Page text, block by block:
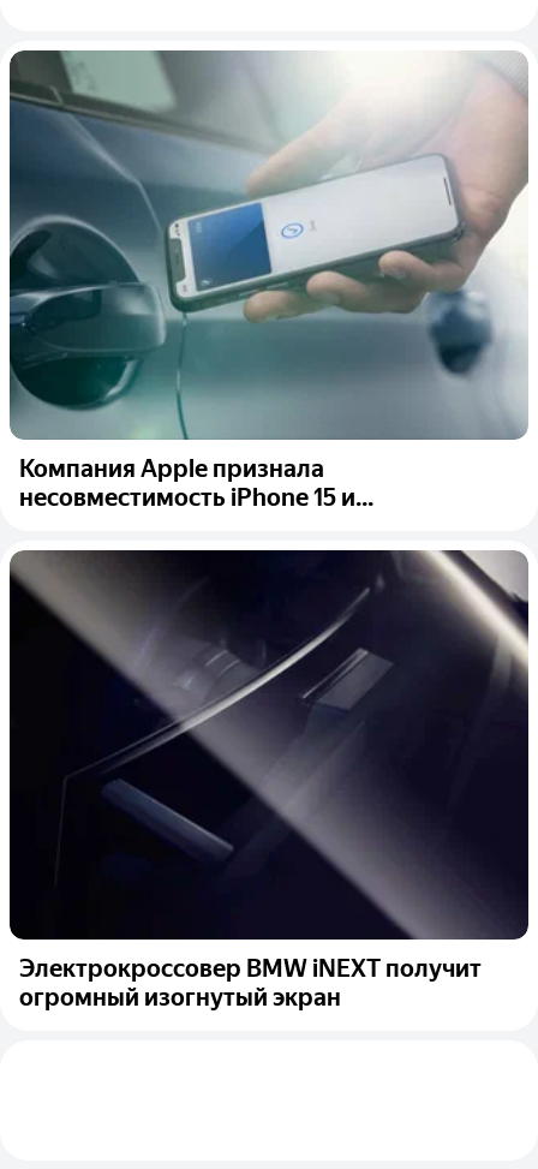
Компания Apple признала
несовместимость iPhone 15 и...
Электрокроссовер BMW iNEXT получит
огромный изогнутый экран